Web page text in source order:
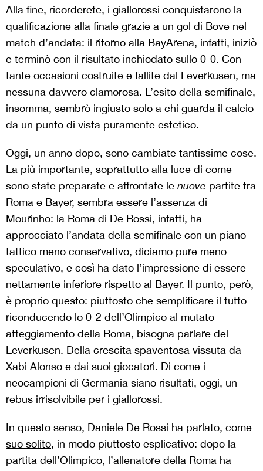
Alla fine, ricorderete, i giallorossi conquistarono la
qualificazione alla finale grazie a un gol di Bove nel
match d’andata: il ritorno alla BayArena, infatti, iniziò
e terminò con il risultato inchiodato sullo 0-0. Con
tante occasioni costruite e fallite dal Leverkusen, ma
nessuna davvero clamorosa. L’esito della semifinale,
insomma, sembrò ingiusto solo a chi guarda il calcio
da un punto di vista puramente estetico.
Oggi, un anno dopo, sono cambiate tantissime cose.
La più importante, soprattutto alla luce di come
sono state preparate e affrontate le nuove partite tra
Roma e Bayer, sembra essere l’assenza di
Mourinho: la Roma di De Rossi, infatti, ha
approcciato l’andata della semifinale con un piano
tattico meno conservativo, diciamo pure meno
speculativo, e così ha dato l’impressione di essere
nettamente inferiore rispetto al Bayer. Il punto, però,
è proprio questo: piuttosto che semplificare il tutto
riconducendo lo 0-2 dell’Olimpico al mutato
atteggiamento della Roma, bisogna parlare del
Leverkusen. Della crescita spaventosa vissuta da
Xabi Alonso e dai suoi giocatori. Di come i
neocampioni di Germania siano risultati, oggi, un
rebus irrisolvibile per i giallorossi.
In questo senso, Daniele De Rossi ha parlato, come
suo solito, in modo piuttosto esplicativo: dopo la
partita dell’Olimpico, l’allenatore della Roma ha